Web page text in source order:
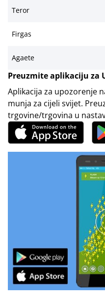
Teror
Firgas
Agaete
Preuzmite aplikaciju za
Aplikacija za upozorenje
munja za cijeli svijet.
trgovine/trgovina u